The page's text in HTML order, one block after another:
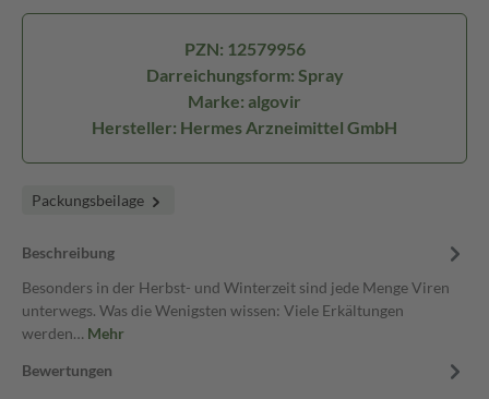
PZN: 12579956
Darreichungsform: Spray
Marke: algovir
Hersteller: Hermes Arzneimittel GmbH
Packungsbeilage
Beschreibung
Besonders in der Herbst- und Winterzeit sind jede Menge Viren
unterwegs. Was die Wenigsten wissen: Viele Erkältungen
werden… Mehr
Bewertungen